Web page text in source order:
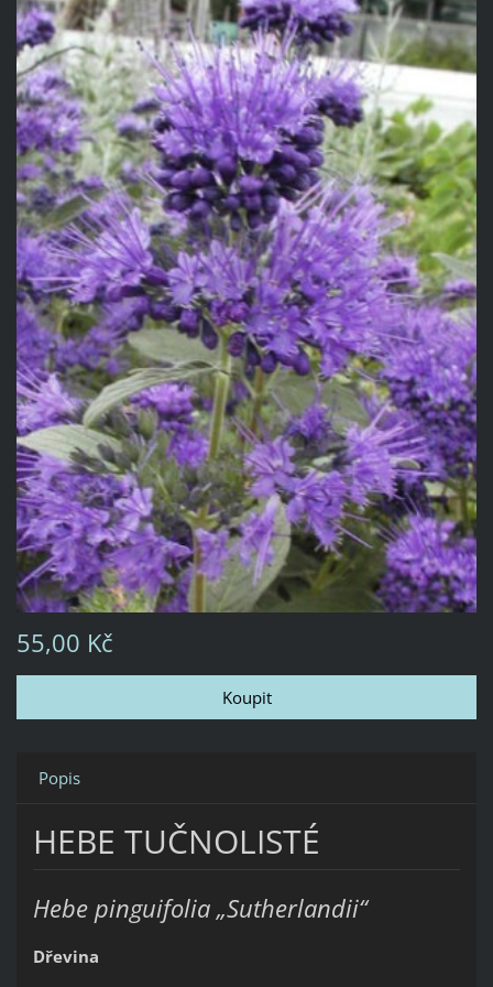
55,00 Kč
Popis
HEBE TUČNOLISTÉ
Hebe pinguifolia „Sutherlandii“
Dřevina